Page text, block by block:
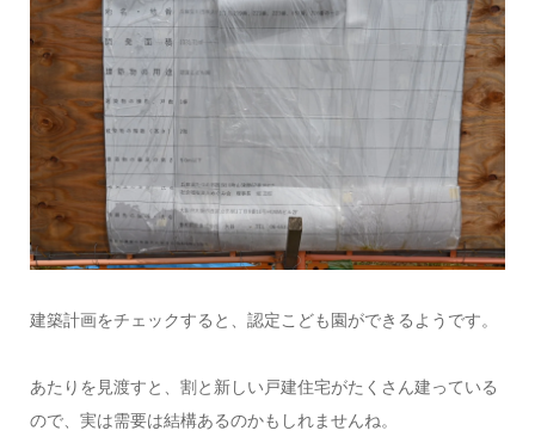
建築計画をチェックすると、認定こども園ができるようです。
あたりを見渡すと、割と新しい戸建住宅がたくさん建っている
ので、実は需要は結構あるのかもしれませんね。